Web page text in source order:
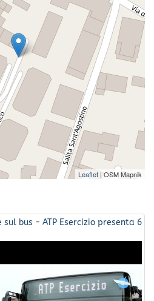
Leaflet | OSM Mapnik
bus - ATP Esercizio presenta 6